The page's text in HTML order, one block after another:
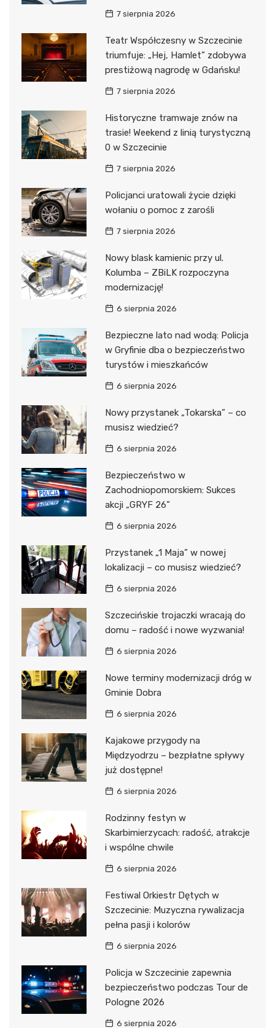
7 sierpnia 2026
Teatr Współczesny w Szczecinie
triumfuje: „Hej, Hamlet” zdobywa
prestiżową nagrodę w Gdańsku!
7 sierpnia 2026
Historyczne tramwaje znów na
trasie! Weekend z linią turystyczną
0 w Szczecinie
7 sierpnia 2026
Policjanci uratowali życie dzięki
wołaniu o pomoc z zarośli
7 sierpnia 2026
Nowy blask kamienic przy ul.
Kolumba – ZBiLK rozpoczyna
modernizację!
6 sierpnia 2026
Bezpieczne lato nad wodą: Policja
w Gryfinie dba o bezpieczeństwo
turystów i mieszkańców
6 sierpnia 2026
Nowy przystanek „Tokarska” – co
musisz wiedzieć?
6 sierpnia 2026
Bezpieczeństwo w
Zachodniopomorskiem: Sukces
akcji „GRYF 26”
6 sierpnia 2026
Przystanek „1 Maja” w nowej
lokalizacji – co musisz wiedzieć?
6 sierpnia 2026
Szczecińskie trojaczki wracają do
domu – radość i nowe wyzwania!
6 sierpnia 2026
Nowe terminy modernizacji dróg w
Gminie Dobra
6 sierpnia 2026
Kajakowe przygody na
Międzyodrzu – bezpłatne spływy
już dostępne!
6 sierpnia 2026
Rodzinny festyn w
Skarbimierzycach: radość, atrakcje
i wspólne chwile
6 sierpnia 2026
Festiwal Orkiestr Dętych w
Szczecinie: Muzyczna rywalizacja
pełna pasji i kolorów
6 sierpnia 2026
Policja w Szczecinie zapewnia
bezpieczeństwo podczas Tour de
Pologne 2026
6 sierpnia 2026